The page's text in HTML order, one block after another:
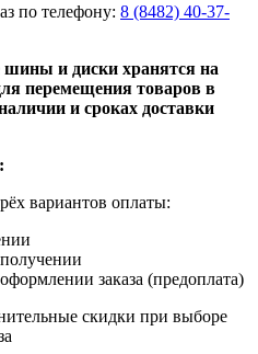
по телефону: 8 (8482) 40-37-
шины и диски хранятся на
перемещения товаров в
и сроках доставки
вариантов оплаты:
заказа (предоплата)
скидки при выборе